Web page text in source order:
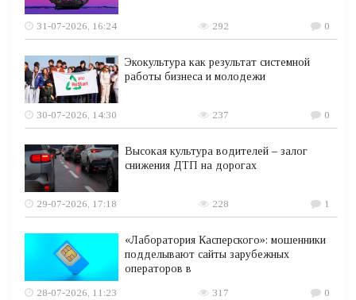
31-07-2026, 16:24 292 0
Экокультура как результат системной
работы бизнеса и молодежи
30-07-2026, 14:30 237 0
Высокая культура водителей – залог
снижения ДТП на дорогах
29-07-2026, 17:18 228 1
«Лаборатория Касперского»: мошенники
подделывают сайты зарубежных
операторов в
28-07-2026, 11:23
317 0